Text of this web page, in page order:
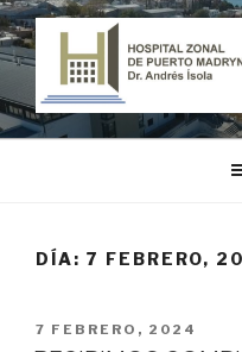
Ir
al
contenido
HOSPITAL
"Dr. Andrés Ísola"
DÍA: 7 FEBRERO,
PUBLICADO
7 FEBRERO, 2024